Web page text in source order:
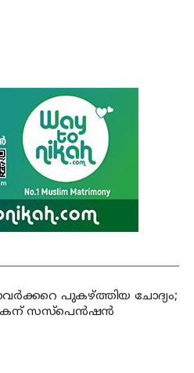
പുകഴ്ത്തിയ ചോദ്യം;
സസ്പെന്‍ഷന്‍